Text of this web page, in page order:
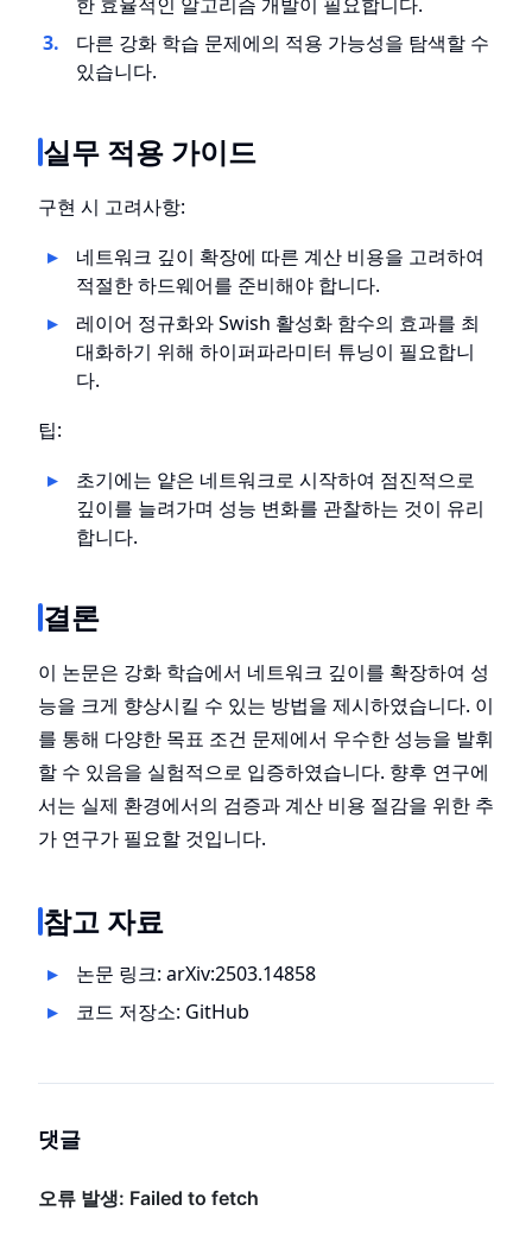
다른 강화 학습 문제에의 적용 가능성을 탐색할 수
있습니다.
실무 적용 가이드
구현 시 고려사항:
네트워크 깊이 확장에 따른 계산 비용을 고려하여
적절한 하드웨어를 준비해야 합니다.
레이어 정규화와 Swish 활성화 함수의 효과를 최
대화하기 위해 하이퍼파라미터 튜닝이 필요합니
다.
팁:
초기에는 얕은 네트워크로 시작하여 점진적으로
깊이를 늘려가며 성능 변화를 관찰하는 것이 유리
합니다.
결론
이 논문은 강화 학습에서 네트워크 깊이를 확장하여 성
능을 크게 향상시킬 수 있는 방법을 제시하였습니다. 이
를 통해 다양한 목표 조건 문제에서 우수한 성능을 발휘
할 수 있음을 실험적으로 입증하였습니다. 향후 연구에
서는 실제 환경에서의 검증과 계산 비용 절감을 위한 추
가 연구가 필요할 것입니다.
참고 자료
논문 링크: arXiv:2503.14858
코드 저장소: GitHub
댓글